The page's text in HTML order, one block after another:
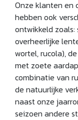
Onze klanten en
hebben ook
ontwikkeld
overheerlijke
wortel, rucola),
met zoete
combinatie van
de natuurlijke
naast onze
seizoen andere